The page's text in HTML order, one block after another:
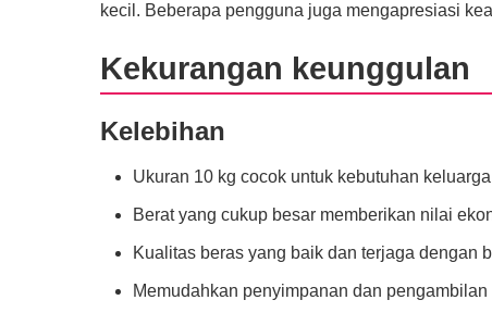
kecil. Beberapa pengguna juga mengapresiasi
Kekurangan keunggulan
Kelebihan
Ukuran 10 kg cocok untuk kebutuhan
Berat yang cukup besar memberikan nilai
Kualitas beras yang baik dan terjaga dengan
Memudahkan penyimpanan dan